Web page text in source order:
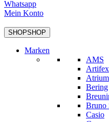
Whatsapp
Mein Konto
SHOPSHOP
Marken
AMS
Artifex
Atrium
Bering
Bruno
Casio